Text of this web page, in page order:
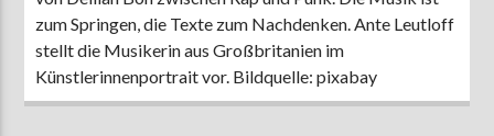
zum Springen, die Texte zum Nachdenken. Ante Leutloff
stellt die Musikerin aus Großbritanien im
Künstlerinnenportrait vor. Bildquelle: pixabay